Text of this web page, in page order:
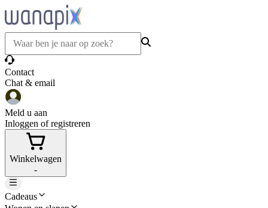
Contact
Chat & email
Meld u aan
Inloggen of registreren
Winkelwagen
-
Cadeaus